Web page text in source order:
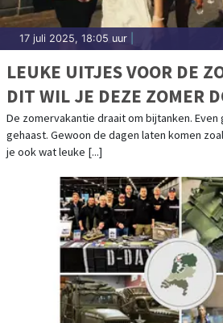
17 juli 2025, 18:05 uur
LEUKE UITJES VOOR DE
DIT WIL JE DEZE ZOMER
De zomervakantie draait om bijtanken.
gehaast. Gewoon de dagen laten komen
je ook wat leuke [...]